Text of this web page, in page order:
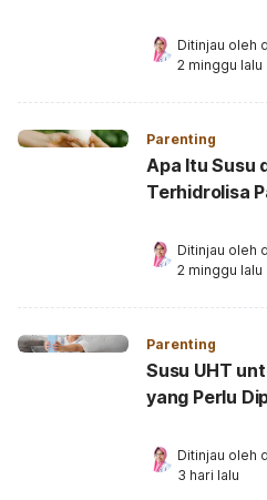
Ditinjau oleh
2 minggu lalu
Parenting
Apa Itu Susu
Terhidrolisa
Ditinjau oleh
2 minggu lalu
Parenting
Susu UHT
yang Perlu
Ditinjau oleh
3 hari lalu